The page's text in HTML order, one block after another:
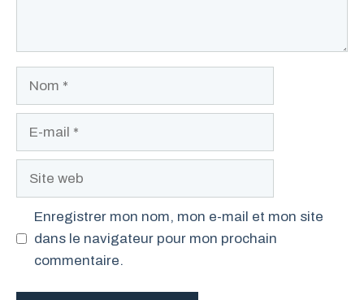
Enregistrer mon nom, mon e-mail et mon site
dans le navigateur pour mon prochain
commentaire.